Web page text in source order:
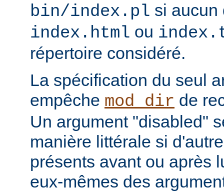
bin/index.pl si aucun
index.html ou
répertoire considéré.
La spécification du seul
empêche mod_dir de
Un argument "disabled"
manière littérale si
présents avant ou après
eux-mêmes des